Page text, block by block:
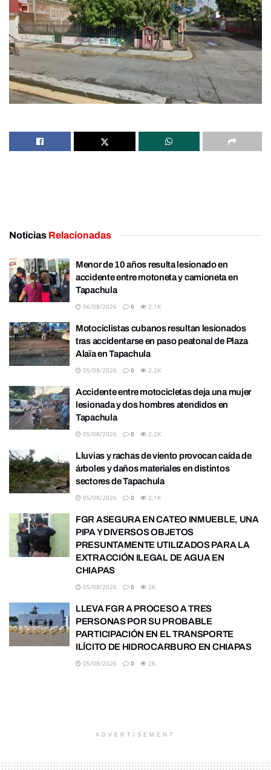
Noticias Relacionadas
Menor de 10 años resulta lesionado en
accidente entre motoneta y camioneta en
Tapachula
06/08/2026 0 2.1K
Motociclistas cubanos resultan lesionados
tras accidentarse en paso peatonal de Plaza
Alaïa en Tapachula
05/08/2026 0 2.2K
Accidente entre motocicletas deja una mujer
lesionada y dos hombres atendidos en
Tapachula
05/08/2026 0 2.2K
Lluvias y rachas de viento provocan caída de
árboles y daños materiales en distintos
sectores de Tapachula
05/08/2026 0 2.1K
FGR ASEGURA EN CATEO INMUEBLE, UNA
PIPA Y DIVERSOS OBJETOS
PRESUNTAMENTE UTILIZADOS PARA LA
EXTRACCIÓN ILEGAL DE AGUA EN
CHIAPAS
05/08/2026 0 2K
LLEVA FGR A PROCESO A TRES
PERSONAS POR SU PROBABLE
PARTICIPACIÓN EN EL TRANSPORTE
ILÍCITO DE HIDROCARBURO EN CHIAPAS
05/08/2026 0 2K
ADVERTISEMENT